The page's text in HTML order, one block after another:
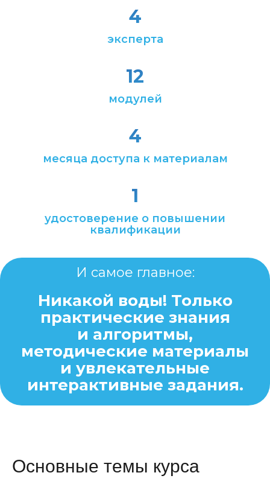
4
эксперта
12
модулей
4
месяца доступа к материалам
1
удостоверение о повышении
квалификации
И самое главное:
Никакой воды! Только
практические знания
и алгоритмы,
методические материалы
и увлекательные
интерактивные задания.
Основные темы курса